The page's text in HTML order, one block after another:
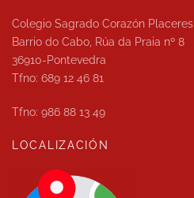
Colegio Sagrado Corazón Placeres
Barrio do Cabo, Rúa da Praia nº 8
36910-Pontevedra
Tfno: 689 12 46 81
Tfno: 986 88 13 49
LOCALIZACIÓN